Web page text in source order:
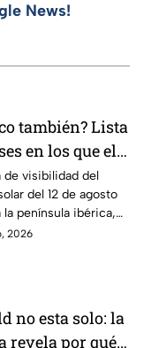
News!
también? Lista
en los que el
se verá el
solar total y en
será parcial
de visibilidad del
del 12 de agosto
la península ibérica,
solo podrá
2026
no esta solo: la
revela por qué